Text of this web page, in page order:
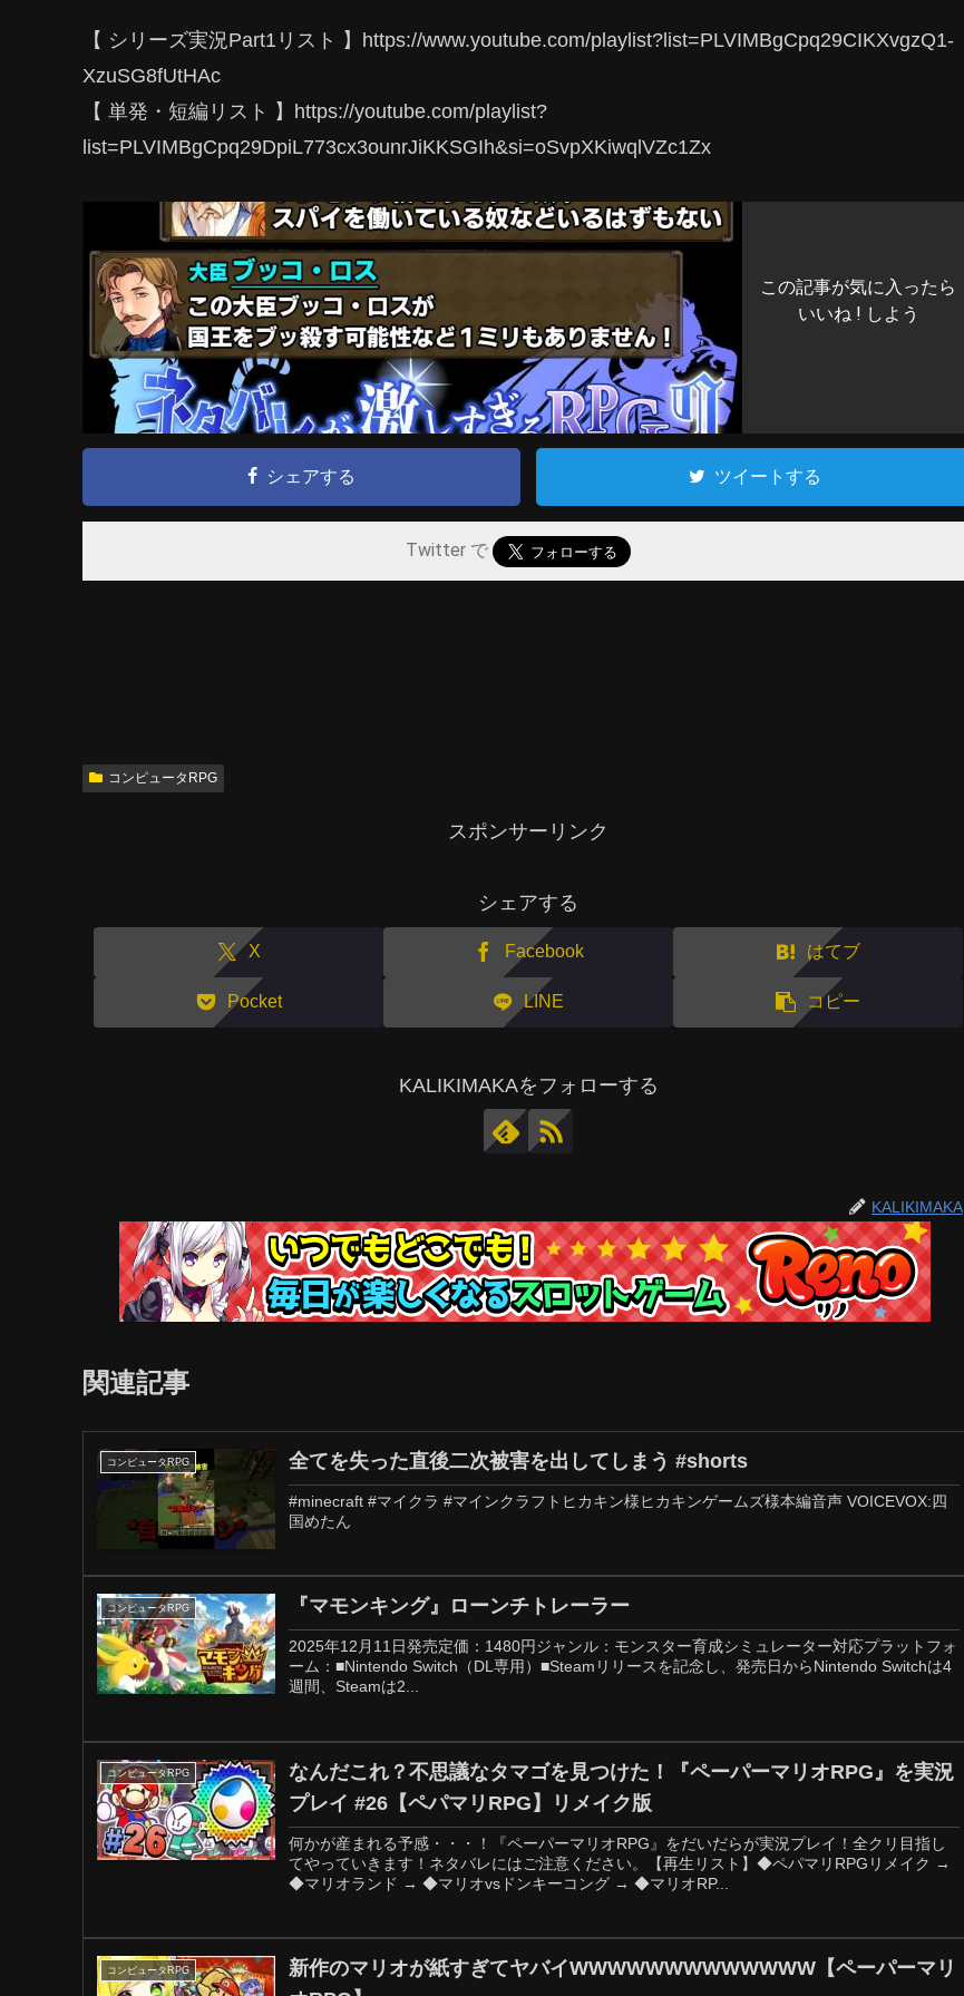
【 シリーズ実況Part1リスト 】https://www.youtube.com/playlist?list=PLVIMBgCpq29CIKXvgzQ1-
XzuSG8fUtHAc
【 単発・短編リスト 】https://youtube.com/playlist?
list=PLVIMBgCpq29DpiL773cx3ounrJiKKSGIh&si=oSvpXKiwqlVZc1Zx
この記事が気に入ったら
いいね ! しよう
シェアする ツイートする
Twitter で
コンピュータRPG
スポンサーリンク
シェアする
X Facebook はてブ
Pocket LINE コピー
KALIKIMAKAをフォローする
KALIKIMAKA
関連記事
コンピュータRPG 全てを失った直後二次被害を出してしまう #shorts
#minecraft #マイクラ #マインクラフトヒカキン様ヒカキンゲームズ様本編音声 VOICEVOX:四
国めたん
コンピュータRPG 『マモンキング』ローンチトレーラー
2025年12月11日発売定価：1480円ジャンル：モンスター育成シミュレーター対応プラットフォ
ーム：■Nintendo Switch（DL専用）■Steamリリースを記念し、発売日からNintendo Switchは4
週間、Steamは2...
コンピュータRPG
なんだこれ？不思議なタマゴを見つけた！『ペーパーマリオRPG』を実況
プレイ #26【ペパマリRPG】リメイク版
何かが産まれる予感・・・！『ペーパーマリオRPG』をだいだらが実況プレイ！全クリ目指し
てやっていきます！ネタバレにはご注意ください。【再生リスト】◆ペパマリRPGリメイク →
◆マリオランド → ◆マリオvsドンキーコング → ◆マリオRP...
コンピュータRPG
新作のマリオが紙すぎてヤバイWWWWWWWWWWWWW【ペーパーマリ